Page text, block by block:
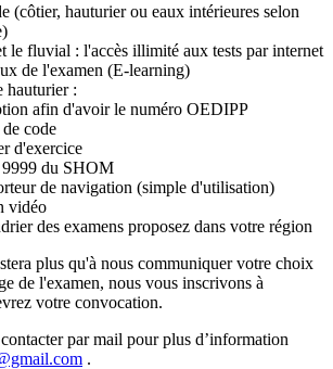
(côtier, hauturier ou eaux intérieures selon
le fluvial : l'accès illimité aux tests par internet
de l'examen (E-learning)
hauturier :
afin d'avoir le numéro OEDIPP
code
d'exercice
9999 du SHOM
de navigation (simple d'utilisation)
vidéo
des examens proposez dans votre région
plus qu'à nous communiquer votre choix
de l'examen, nous vous inscrivons à
votre convocation.
par mail pour plus d’information
.